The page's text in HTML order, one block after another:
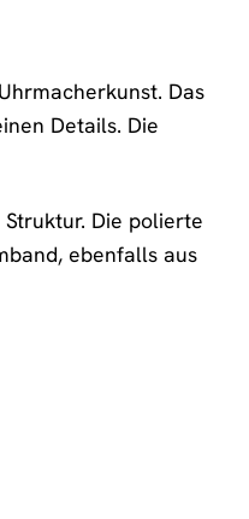
Das
Details. Die
Die polierte
ebenfalls aus